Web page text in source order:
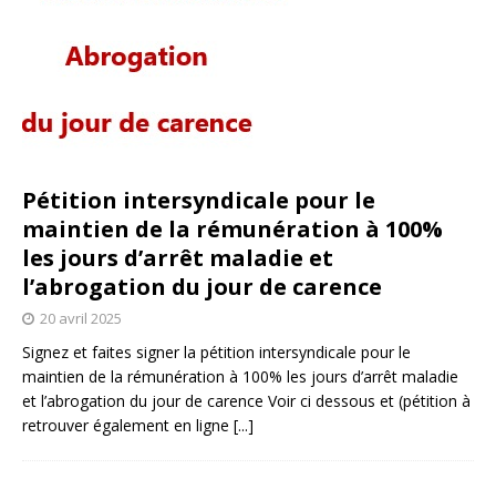
Pétition intersyndicale pour le
maintien de la rémunération à 100%
les jours d’arrêt maladie et
l’abrogation du jour de carence
20 avril 2025
Signez et faites signer la pétition intersyndicale pour le
maintien de la rémunération à 100% les jours d’arrêt maladie
et l’abrogation du jour de carence Voir ci dessous et (pétition à
retrouver également en ligne [...]